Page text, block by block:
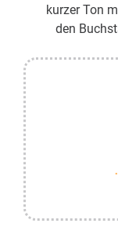
kurzer Ton
den